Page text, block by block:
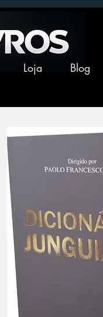
Loja Blog